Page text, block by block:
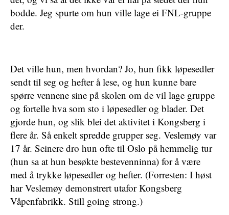
bodde. Jeg spurte om hun ville lage ei FNL-gruppe
der.
Det ville hun, men hvordan? Jo, hun fikk løpesedler
sendt til seg og hefter å lese, og hun kunne bare
spørre vennene sine på skolen om de vil lage gruppe
og fortelle hva som sto i løpesedler og blader. Det
gjorde hun, og slik blei det aktivitet i Kongsberg i
flere år. Så enkelt spredde grupper seg. Veslemøy var
17 år. Seinere dro hun ofte til Oslo på hemmelig tur
(hun sa at hun besøkte bestevenninna) for å være
med å trykke løpesedler og hefter. (Forresten: I høst
har Veslemøy demonstrert utafor Kongsberg
Våpenfabrikk. Still going strong.)